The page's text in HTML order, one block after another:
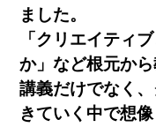
ました。
「クリエイティ
か」など根元か
講義だけでなく
きていく中で想